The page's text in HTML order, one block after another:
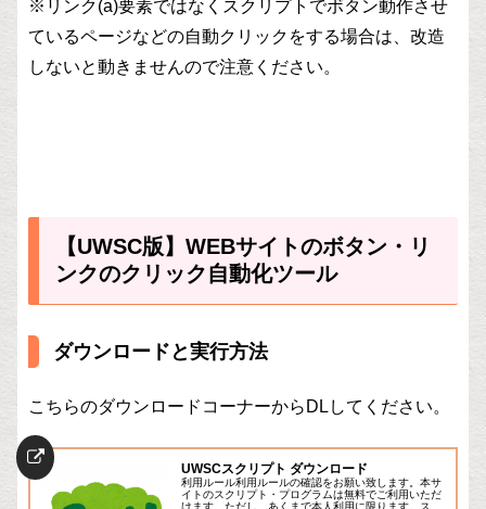
※リンク(a)要素ではなくスクリプトでボタン動作させ
ているページなどの自動クリックをする場合は、改造
しないと動きませんので注意ください。
【UWSC版】WEBサイトのボタン・リ
ンクのクリック自動化ツール
ダウンロードと実行方法
こちらのダウンロードコーナーからDLしてください。
UWSCスクリプト ダウンロード
利用ルール利用ルールの確認をお願い致します。本サ
イトのスクリプト・プログラムは無料でご利用いただ